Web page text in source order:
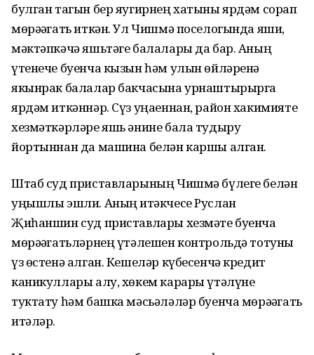
булган тагын бер яугирнең хатыны ярдәм сорап
мөрәҗәгать иткән. Ул Чишмә поселогында яши,
мәктәпкәчә яшьтәге балалары да бар. Аның
үтенече буенча кызын һәм улын өйләренә
якынрак балалар бакчасына урнаштырырга
ярдәм иткәннәр. Сүз уңаеннан, район хакимияте
хезмәткәрләре яшь әнине бала тудыру
йортыннан да машина белән каршы алган.
Штаб суд приставларының Чишмә бүлеге белән
уңышлы эшли. Аның җитәкчесе Руслан
Җиһаншин суд приставлары хезмәте буенча
мөрәҗәгатьләрнең үтәлешен контрольдә тотуны
үз өстенә алган. Кешеләр күбесенчә кредит
каникуллары алу, хөкем карары үтәлүне
туктату һәм башка мәсьәләләр буенча мөрәҗәгать
итәләр.